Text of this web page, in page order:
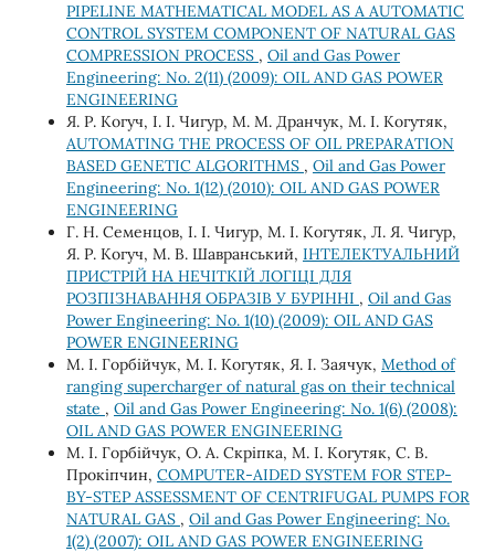
PIPELINE MATHEMATICAL MODEL AS A AUTOMATIC
CONTROL SYSTEM COMPONENT OF NATURAL GAS
COMPRESSION PROCESS , Oil and Gas Power
Engineering: No. 2(11) (2009): OIL AND GAS POWER
ENGINEERING
Я. Р. Когуч, І. І. Чигур, М. М. Дранчук, М. І. Когутяк,
AUTOMATING THE PROCESS OF OIL PREPARATION
BASED GENETIC ALGORITHMS , Oil and Gas Power
Engineering: No. 1(12) (2010): OIL AND GAS POWER
ENGINEERING
Г. Н. Семенцов, І. І. Чигур, М. І. Когутяк, Л. Я. Чигур,
Я. Р. Когуч, М. В. Шавранський, ІНТЕЛЕКТУАЛЬНИЙ
ПРИСТРІЙ НА НЕЧІТКІЙ ЛОГІЦІ ДЛЯ
РОЗПІЗНАВАННЯ ОБРАЗІВ У БУРІННІ , Oil and Gas
Power Engineering: No. 1(10) (2009): OIL AND GAS
POWER ENGINEERING
М. І. Горбійчук, М. І. Когутяк, Я. І. Заячук, Method of
ranging supercharger of natural gas on their technical
state , Oil and Gas Power Engineering: No. 1(6) (2008):
OIL AND GAS POWER ENGINEERING
М. І. Горбійчук, О. А. Скріпка, М. І. Когутяк, С. В.
Прокіпчин, COMPUTER-AIDED SYSTEM FOR STEP-
BY-STEP ASSESSMENT OF CENTRIFUGAL PUMPS FOR
NATURAL GAS , Oil and Gas Power Engineering: No.
1(2) (2007): OIL AND GAS POWER ENGINEERING